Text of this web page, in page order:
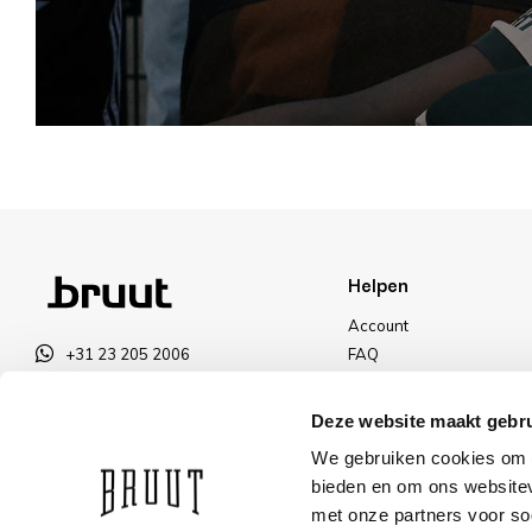
Deze website maakt
We gebruiken cookies
bieden en om ons
met onze partners voor
+31 23 205 2006
OPENINGSTIJDEN
Helpen
Account
FAQ
Betalen
Kortingen